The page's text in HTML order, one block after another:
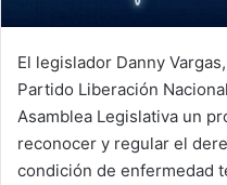
El legislador Danny
Partido Liberación
Asamblea Legislativa un
reconocer y regular el
condición de enfermedad